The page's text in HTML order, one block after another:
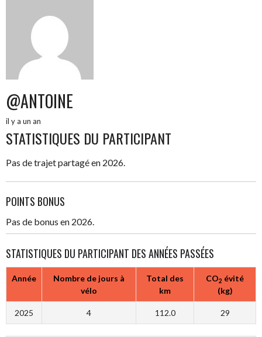
@ANTOINE
il y a un an
STATISTIQUES DU PARTICIPANT
Pas de trajet partagé en 2026.
POINTS BONUS
Pas de bonus en 2026.
STATISTIQUES DU PARTICIPANT DES ANNÉES PASSÉES
Année
Nombre de jours à
vélo
Total des
km
CO2 évité
(kg)
2025 4 112.0 29